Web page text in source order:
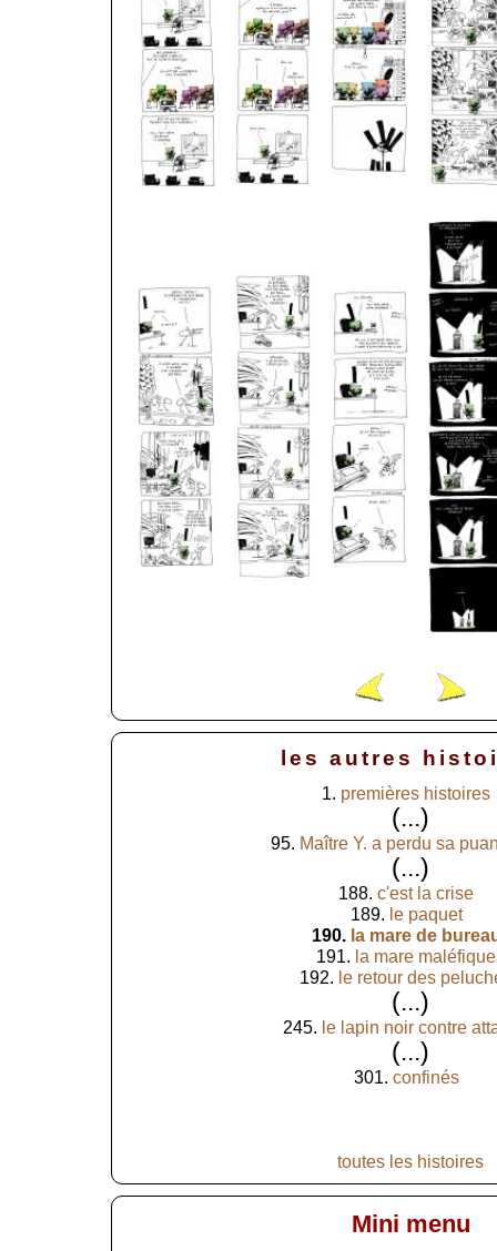
les autres
1. premières histoires
(...)
95. Maître Y. a perdu sa
(...)
188. c'est la crise
189. le paquet
190. la mare de
191. la mare maléfique
192. le retour des
(...)
245. le lapin noir contre
(...)
301. confinés
toutes les histoires
Mini menu